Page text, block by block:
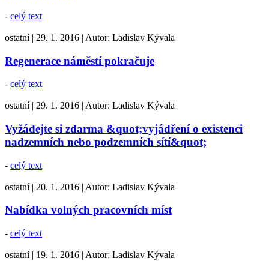
- celý text
ostatní | 29. 1. 2016 | Autor: Ladislav Kývala
Regenerace náměstí pokračuje
- celý text
ostatní | 29. 1. 2016 | Autor: Ladislav Kývala
Vyžádejte si zdarma &quot;vyjádření o existenci
nadzemních nebo podzemních sítí&quot;
- celý text
ostatní | 20. 1. 2016 | Autor: Ladislav Kývala
Nabídka volných pracovních míst
- celý text
ostatní | 19. 1. 2016 | Autor: Ladislav Kývala